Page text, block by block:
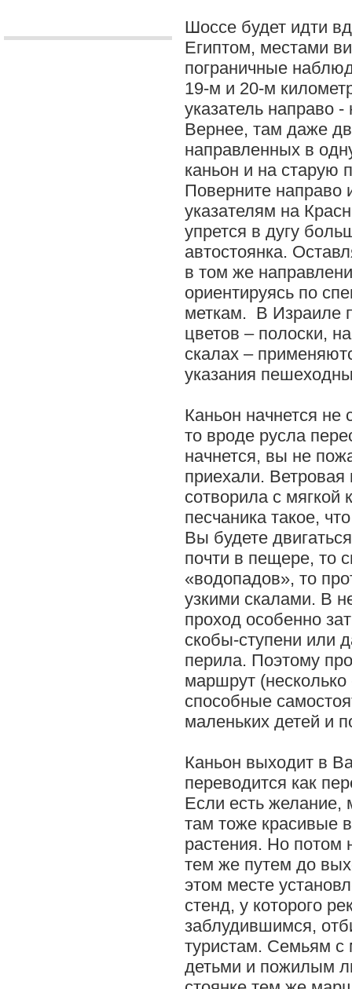
Шоссе будет идти
Египтом, местами
пограничные
19-м и 20-м
указатель направо
Вернее, там даже
направленных в
каньон и на старую
Поверните направо
указателям на
упрется в дугу
автостоянка.
в том же
ориентируясь по
меткам. В Израиле
цветов – полоски,
скалах –
указания
Каньон начнется не
то вроде русла
начнется, вы не
приехали. Ветровая
сотворила с мягкой
песчаника такое,
Вы будете
почти в пещере, то
«водопадов», то
узкими скалами. В
проход особенно
скобы-ступени или
перила. Поэтому
маршрут (несколько
способные
маленьких детей и
Каньон выходит в
переводится как
Если есть
там тоже красивые
растения. Но потом
тем же путем до
этом месте
стенд, у которого
заблудившимся,
туристам. Семьям
детьми и пожилым